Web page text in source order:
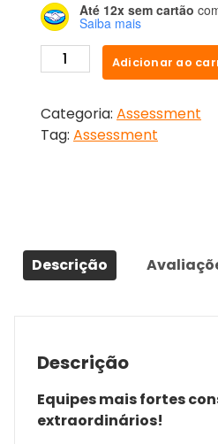
Até 12x sem cartão
Saiba mais
Adicionar ao
Categoria: Assessment
Tag: Assessment
Descrição
Descrição
Equipes mais fortes
extraordinários!